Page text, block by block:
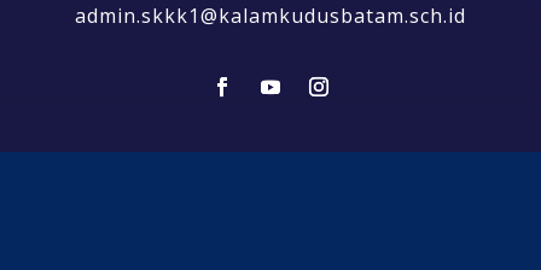
admin.skkk1@kalamkudusbatam.sch.id